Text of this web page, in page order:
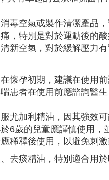
毒空氣或製作清潔產品，
，特別是對於運動後的酸
新空氣，對於緩解壓力有
懷孕初期，建議在使用前
患者在使用前應諮詢醫
尤加利精油，因其強效可
6歲的兒童應謹慎使用，
稀釋後使用，以避免刺激
去痰精油，特別適合用